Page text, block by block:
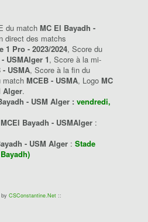
du match MC El Bayadh -
direct des matchs
1 Pro - 2023/2024, Score du
USMAlger 1, Score à la mi-
- USMA, Score à la fin du
match MCEB - USMA, Logo MC
Alger.
- USM Alger : vendredi,
MCEl Bayadh - USMAlger :
- USM Alger : Stade
CSConstantine.Net::